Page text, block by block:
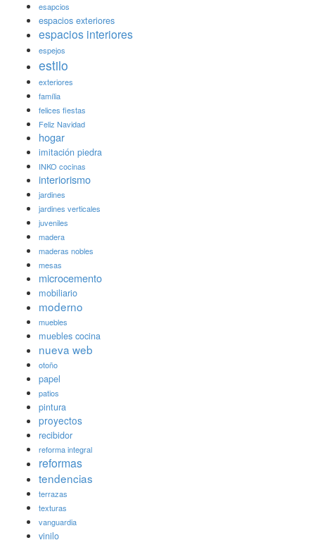
esapcios
espacios exteriores
espacios interiores
espejos
estilo
exteriores
família
felices fiestas
Feliz Navidad
hogar
imitación piedra
INKO cocinas
interiorismo
jardines
jardines verticales
juveniles
madera
maderas nobles
mesas
microcemento
mobiliario
moderno
muebles
muebles cocina
nueva web
otoño
papel
patios
pintura
proyectos
recibidor
reforma integral
reformas
tendencias
terrazas
texturas
vanguardia
vinilo